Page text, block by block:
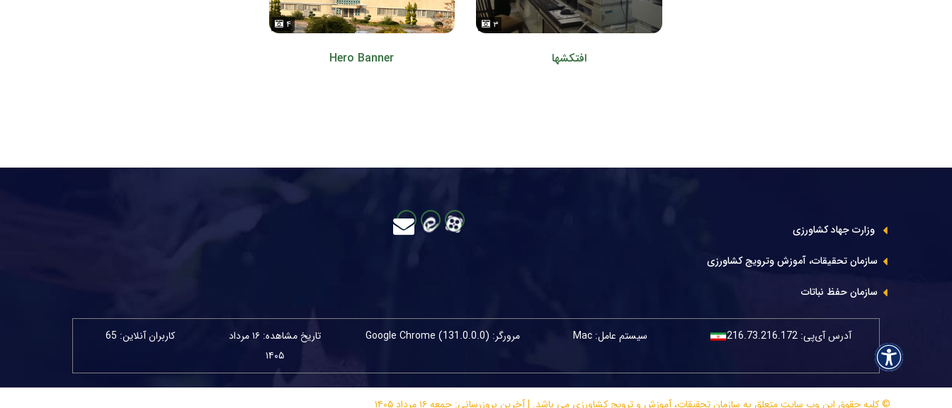
۳
افتکشها
۴
Hero Banner
وزارت جهاد کشاورزی
سازمان تحقیقات، آموزش وترویج کشاورزی
سازمان حفظ نباتات
آدرس آی‌پی:216.73.216.172 سیستم عامل: Mac مرورگر: Google Chrome (131.0.0.0)
تاریخ مشاهده: ۱۶ مرداد
۱۴۰۵
کاربران آنلاین: 65
© کلیه حقوق این وب سایت متعلق به سازمان تحقیقات، آموزش و ترویج کشاورزی می باشد. | آخرین بروزرسانی: جمعه ۱۶ مرداد ۱۴۰۵